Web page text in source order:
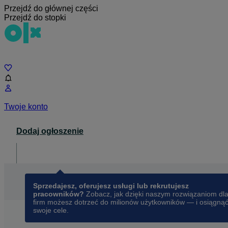
Przejdź do głównej części
Przejdź do stopki
Twoje konto
Dodaj ogłoszenie
Sprzedajesz, oferujesz usługi lub rekrutujesz
pracowników? Zobacz, jak dzięki naszym rozwiązaniom dla
firm możesz dotrzeć do milionów użytkowników — i osiągnąć
swoje cele.